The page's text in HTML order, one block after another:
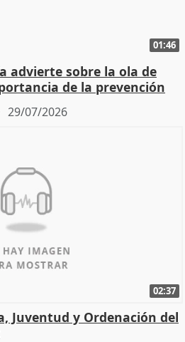
01:46
advierte sobre la ola de
de la prevención
29/07/2026
02:37
Juventud y Ordenación del